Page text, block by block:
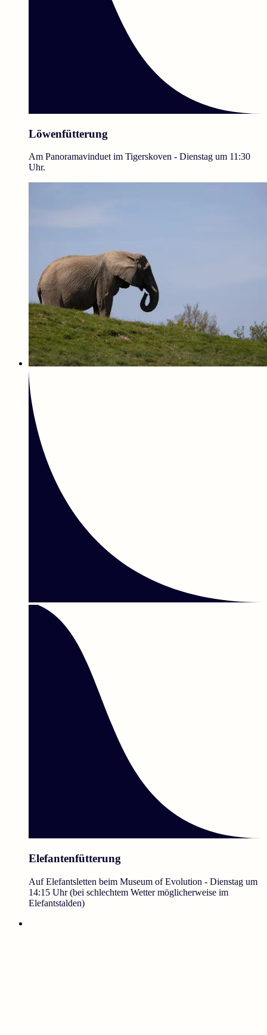
Löwenfütterung
Am Panoramavinduet im Tigerskoven - Dienstag um 11:30
Uhr.
Elefantenfütterung
Auf Elefantsletten beim Museum of Evolution - Dienstag um
14:15 Uhr (bei schlechtem Wetter möglicherweise im
Elefantstalden)